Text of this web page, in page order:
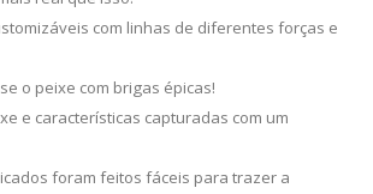
com linhas de diferentes forças e
o peixe com brigas épicas!
e características capturadas com um
foram feitos fáceis para trazer a